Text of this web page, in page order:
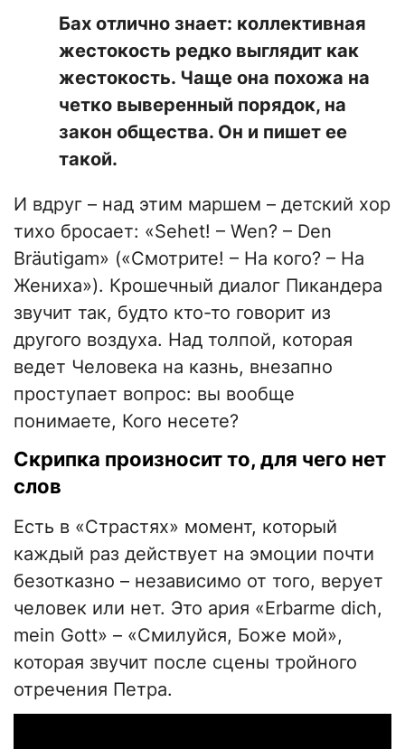
Бах отлично знает: коллективная
жестокость редко выглядит как
жестокость. Чаще она похожа на
четко выверенный порядок, на
закон общества. Он и пишет ее
такой.
И вдруг – над этим маршем – детский хор
тихо бросает: «Sehet! – Wen? – Den
Bräutigam» («Смотрите! – На кого? – На
Жениха»). Крошечный диалог Пикандера
звучит так, будто кто-то говорит из
другого воздуха. Над толпой, которая
ведет Человека на казнь, внезапно
проступает вопрос: вы вообще
понимаете, Кого несете?
Скрипка произносит то, для чего нет
слов
Есть в «Страстях» момент, который
каждый раз действует на эмоции почти
безотказно – независимо от того, верует
человек или нет. Это ария «Erbarme dich,
mein Gott» – «Смилуйся, Боже мой»,
которая звучит после сцены тройного
отречения Петра.